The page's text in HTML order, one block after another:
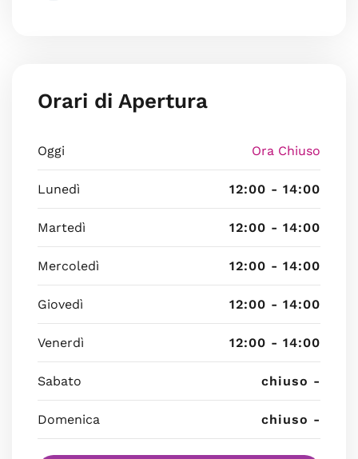
Orari di Apertura
Oggi Ora Chiuso
Lunedì 12:00 - 14:00
Martedì 12:00 - 14:00
Mercoledì 12:00 - 14:00
Giovedì 12:00 - 14:00
Venerdì 12:00 - 14:00
Sabato chiuso -
Domenica chiuso -